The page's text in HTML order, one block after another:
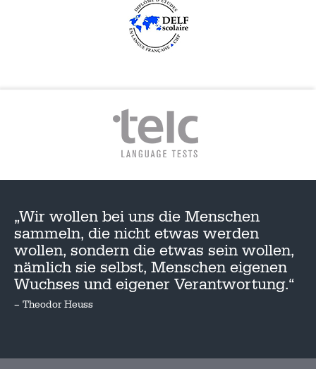
„Wir wollen bei uns die Menschen
sammeln, die nicht etwas werden
wollen, sondern die etwas sein wollen,
nämlich sie selbst, Menschen eigenen
Wuchses und eigener Verantwortung.“
– Theodor Heuss